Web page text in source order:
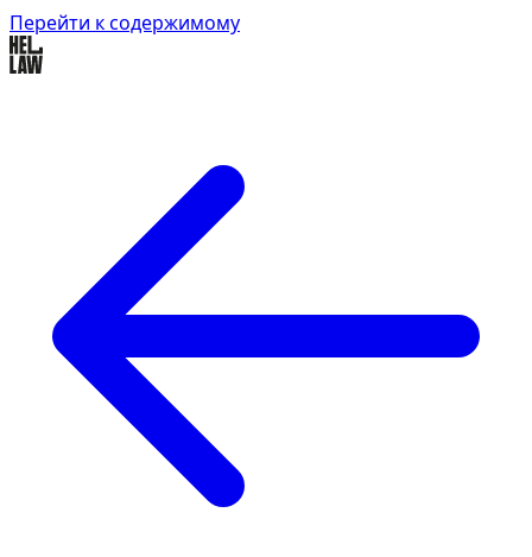
Перейти к содержимому